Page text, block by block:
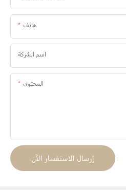
هاتف
اسم الشركة
المحتوى
إرسال الاستفسار الآن